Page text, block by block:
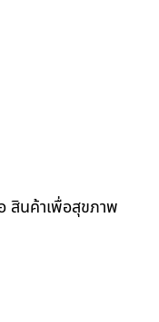
สินค้าเพื่อสุขภาพ